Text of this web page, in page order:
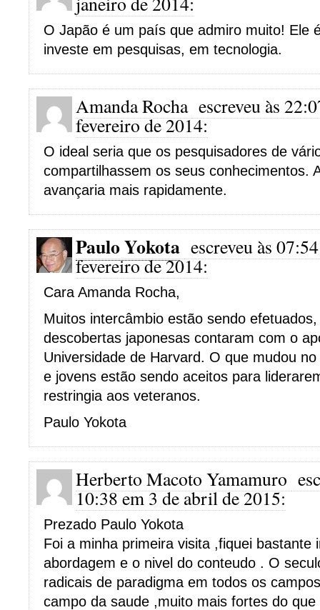
O Japão é um país que admiro muito! Ele
investe em pesquisas, em tecnologia.
Amanda Rocha escreveu às
fevereiro de 2014:
O ideal seria que os pesquisadores de
compartilhassem os seus conhecimentos.
avançaria mais rapidamente.
Paulo Yokota escreveu às
fevereiro de 2014:
Cara Amanda Rocha,
Muitos intercâmbio estão sendo
descobertas japonesas contaram com o
Universidade de Harvard. O que mudou
e jovens estão sendo aceitos para
restringia aos veteranos.
Paulo Yokota
Herberto Macoto Yamamuro
10:38 em 3 de abril de 2015:
Prezado Paulo Yokota
Foi a minha primeira visita ,fiquei bastante
abordagem e o nivel do conteudo . O
radicais de paradigma em todos os
campo da saude ,muito mais fortes do